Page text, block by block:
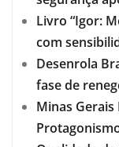
Livro “Igor:
com
Desenrola
fase de
Minas Gerais